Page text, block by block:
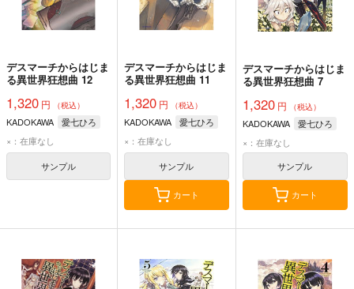
デスマーチからはじま
る異世界狂想曲 12
1,320 円 （税込）
KADOKAWA
愛七ひろ
×：在庫なし
サンプル
デスマーチからはじま
る異世界狂想曲 11
1,320 円 （税込）
KADOKAWA
愛七ひろ
×：在庫なし
サンプル
カート
デスマーチからはじま
る異世界狂想曲 7
1,320円 （税込）
KADOKAWA
愛七ひろ
×：在庫なし
サンプル
カート